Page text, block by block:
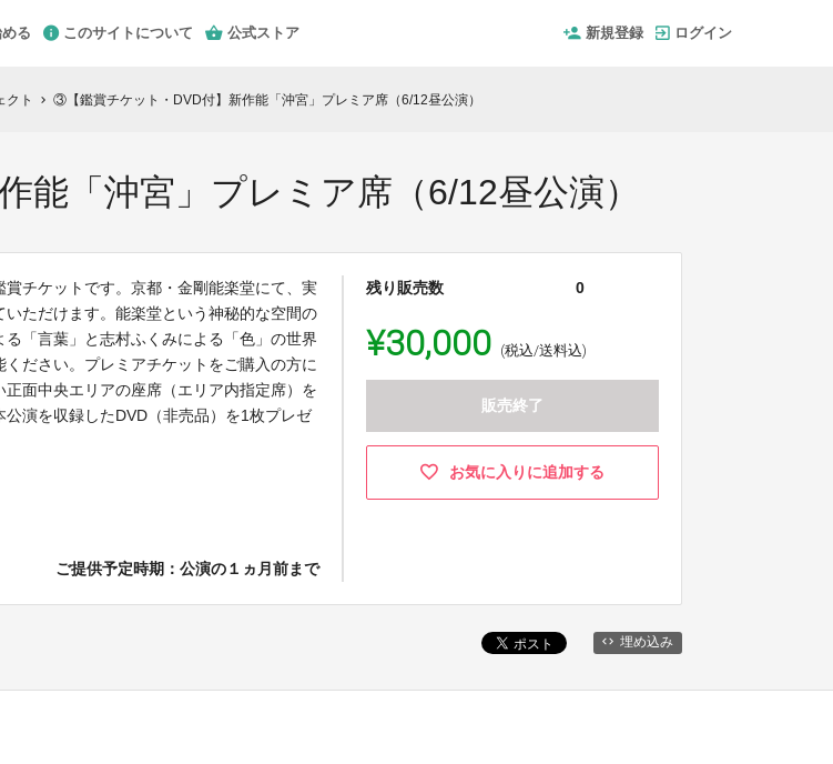
る このサイトについて 公式ストア 新規登録 ログイン
クト chevron_right ③【鑑賞チケット・DVD付】新作能「沖宮」プレミア席（6/12昼公演）
「沖宮」プレミア席（6/12昼公演）
賞チケットです。京都・金剛能楽堂にて、実
いただけます。能楽堂という神秘的な空間の
る「言葉」と志村ふくみによる「色」の世界
ください。プレミアチケットをご購入の方に
正面中央エリアの座席（エリア内指定席）を
公演を収録したDVD（非売品）を1枚プレゼ
ご提供予定時期：公演の１ヵ月前まで
残り販売数 0
¥30,000 (税込/送料込)
販売終了
お気に入りに追加する
埋め込み